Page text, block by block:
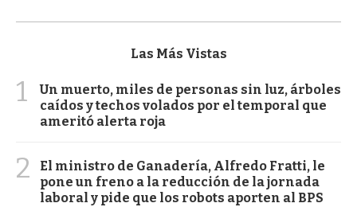
Las Más Vistas
1
Un muerto, miles de personas sin luz, árboles
caídos y techos volados por el temporal que
ameritó alerta roja
2
El ministro de Ganadería, Alfredo Fratti, le
pone un freno a la reducción de la jornada
laboral y pide que los robots aporten al BPS